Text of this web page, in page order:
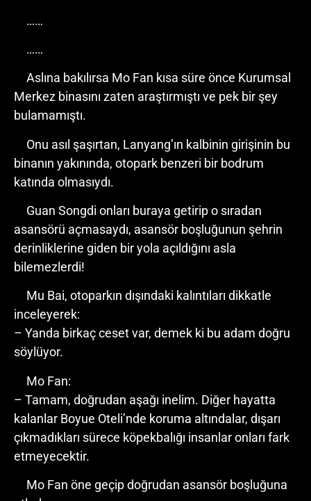
……
……
Aslına bakılırsa Mo Fan kısa süre önce Kurumsal
Merkez binasını zaten araştırmıştı ve pek bir şey
bulamamıştı.
Onu asıl şaşırtan, Lanyang’ın kalbinin girişinin bu
binanın yakınında, otopark benzeri bir bodrum
katında olmasıydı.
Guan Songdi onları buraya getirip o sıradan
asansörü açmasaydı, asansör boşluğunun şehrin
derinliklerine giden bir yola açıldığını asla
bilemezlerdi!
Mu Bai, otoparkın dışındaki kalıntıları dikkatle
inceleyerek:
– Yanda birkaç ceset var, demek ki bu adam doğru
söylüyor.
Mo Fan:
– Tamam, doğrudan aşağı inelim. Diğer hayatta
kalanlar Boyue Oteli’nde koruma altındalar, dışarı
çıkmadıkları sürece köpekbalığı insanlar onları fark
etmeyecektir.
Mo Fan öne geçip doğrudan asansör boşluğuna